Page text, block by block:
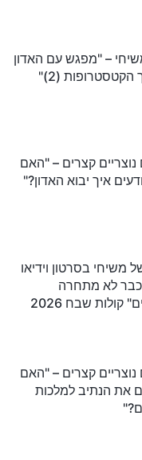
– "מפגש עם האדון
(2)"
קצרים – "האם
איך יבוא האדון?"
משיחי בסרטון וידיאו
כבר לא מתחרה
קולות שבח 2026
קצרים – "האם
את הנתיב למלכות